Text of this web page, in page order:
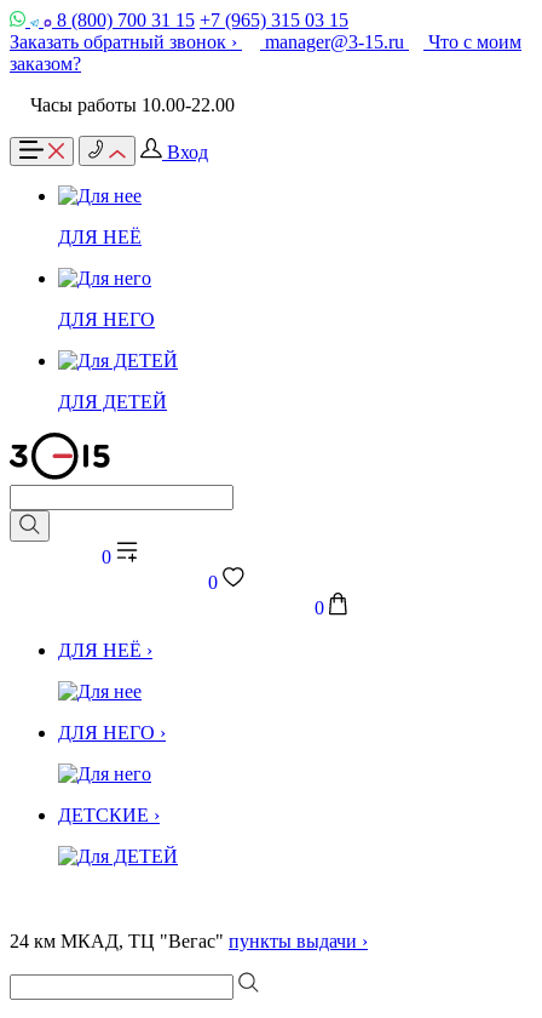
8 (800) 700 31 15 +7 (965) 315 03 15
Заказать обратный звонок ›
manager@3-15.ru
Что с моим
заказом?
Часы работы 10.00-22.00
Вход
ДЛЯ НЕЁ
ДЛЯ НЕГО
ДЛЯ ДЕТЕЙ
0
0
0
ДЛЯ НЕЁ ›
ДЛЯ НЕГО ›
ДЕТСКИЕ ›
24 км МКАД, ТЦ "Вегас" пункты выдачи ›